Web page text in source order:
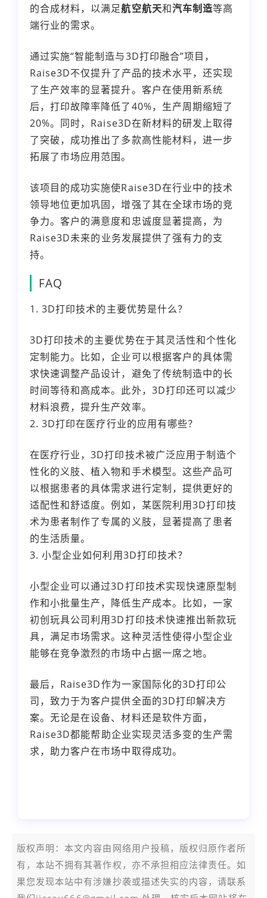
的合成材料，以满足航空航天和汽车制造等高
端行业的需求。
通过实施“智能制造与3D打印融合”项目，
Raise3D不仅提升了产品的技术水平，还实现
了生产效率的显著提升。客户在使用新系统
后，打印故障率降低了40%，生产周期缩短了
20%。同时，Raise3D在新材料的研发上取得
了突破，成功推出了多款高性能材料，进一步
拓展了市场应用范围。
该项目的成功实施使Raise3D在行业中的技术
领导地位更加巩固，增强了其在全球市场的竞
争力。客户的满意度和忠诚度显著提高，为
Raise3D未来的业务发展提供了强有力的支
持。
FAQ
1. 3D打印技术的主要优势是什么？
3D打印技术的主要优势在于其灵活性和个性化
定制能力。比如，企业可以根据客户的具体需
求快速调整产品设计，避免了传统制造中的长
时间等待和高成本。此外，3D打印还可以减少
材料浪费，提升生产效率。
2. 3D打印在医疗行业的应用有哪些？
在医疗行业，3D打印技术被广泛应用于制造个
性化的义肢、植入物和手术模型。这些产品可
以根据患者的具体需求进行定制，提供更好的
适配性和舒适度。例如，某医院利用3D打印技
术为患者制作了专属的义肢，显著提高了患者
的生活质量。
3. 小型企业如何利用3D打印技术？
小型企业可以通过3D打印技术实现快速原型制
作和小批量生产，降低生产成本。比如，一家
初创玩具公司利用3D打印技术快速推出新款玩
具，满足市场需求。这种灵活性使得小型企业
能够在竞争激烈的市场中占据一席之地。
最后，Raise3D作为一家国际化的3D打印公
司，致力于为客户提供全面的3D打印解决方
案。无论是在设备、材料还是软件方面，
Raise3D都能帮助企业实现灵活多变的生产需
求，助力客户在市场中取得成功。
版权声明：本文内容由网络用户投稿，版权归原作者所
有，本站不拥有其著作权，亦不承担相应法律责任。如
果您发现本站中有涉嫌抄袭或描述失实的内容，请联系